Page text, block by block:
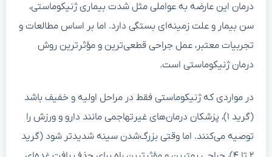
درمان این عارضه به عواملی مثل شدت بیماری ژنیکوماستی،
سن بیمار و علت زمینه‌ای بستگی دارد. اما بر اساس مطالعات و
تجربیات معتبر، عمل جراحی قطعی‌ترین و مؤثرترین روش
درمان ژنیکوماستی است.
در مواردی که ژنیکوماستی فقط در مراحل اولیه و خفیف باشد
(گرید ۱)، پزشکان درمان‌های غیرتهاجمی مانند دارو و ورزش را
توصیه می‌کنند. اما وقتی بزرگ‌شدن سینه شدیدتر شود (گرید